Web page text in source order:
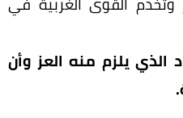
يلزم منه العز وأن